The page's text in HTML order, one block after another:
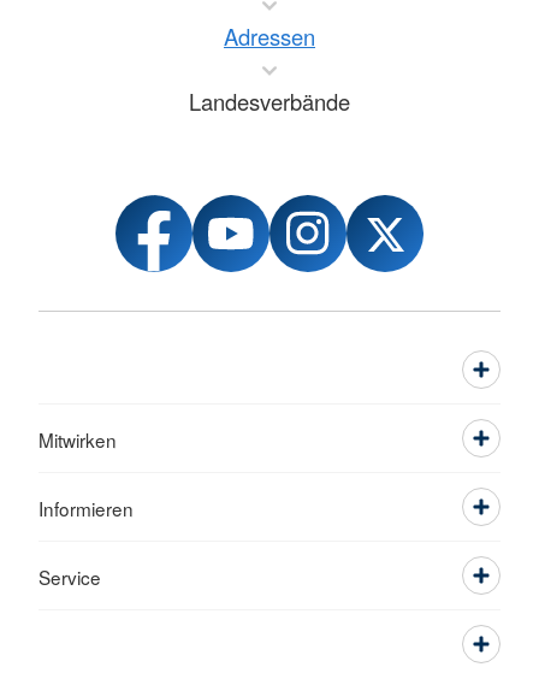
Adressen
Landesverbände
Mitwirken
Informieren
Service